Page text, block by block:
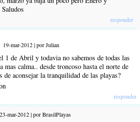
responder
19-mar-2012 | por Julian
1 de Abril y todavia no sabemos de todas las
mas calma.. desde troncoso hasta el norte de
de aconsejar la tranquilidad de las playas?
responder
23-mar-2012 | por BrasilPlayas